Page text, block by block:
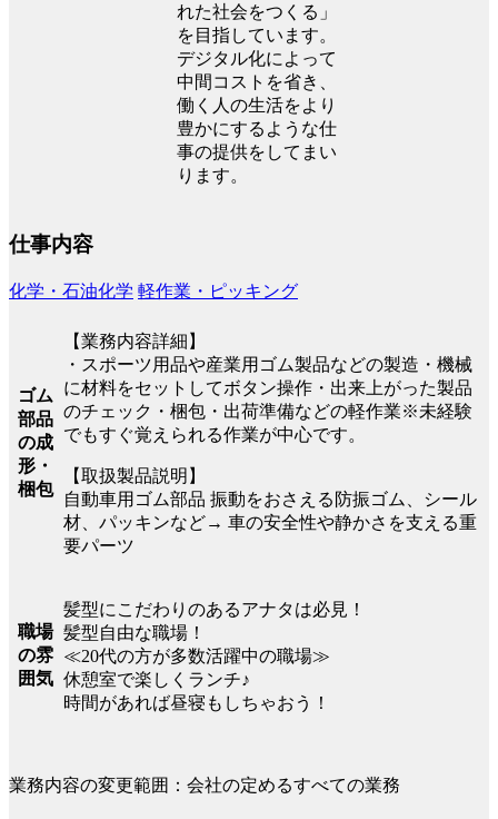
れた社会をつくる」
を目指しています。
デジタル化によって
中間コストを省き、
働く人の生活をより
豊かにするような仕
事の提供をしてまい
ります。
仕事内容
化学・石油化学 軽作業・ピッキング
ゴム
部品
の成
形・
梱包
【業務内容詳細】
・スポーツ用品や産業用ゴム製品などの製造・機械
に材料をセットしてボタン操作・出来上がった製品
のチェック・梱包・出荷準備などの軽作業※未経験
でもすぐ覚えられる作業が中心です。
【取扱製品説明】
自動車用ゴム部品 振動をおさえる防振ゴム、シール
材、パッキンなど→ 車の安全性や静かさを支える重
要パーツ
職場
の雰
囲気
髪型にこだわりのあるアナタは必見！
髪型自由な職場！
≪20代の方が多数活躍中の職場≫
休憩室で楽しくランチ♪
時間があれば昼寝もしちゃおう！
業務内容の変更範囲：会社の定めるすべての業務